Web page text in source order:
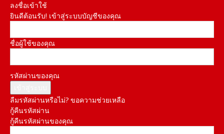
ลงชื่อเข้าใช้
ยินดีต้อนรับ! เข้าสู่ระบบบัญชีของคุณ
ชื่อผู้ใช้ของคุณ
รหัสผ่านของคุณ
ลืมรหัสผ่านหรือไม่? ขอความช่วยเหลือ
กู้คืนรหัสผ่าน
กู้คืนรหัสผ่านของคุณ